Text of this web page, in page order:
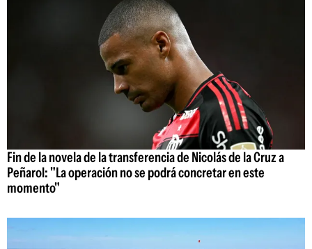
Fin de la novela de la transferencia de Nicolás de la Cruz a
Peñarol: "La operación no se podrá concretar en este
momento"